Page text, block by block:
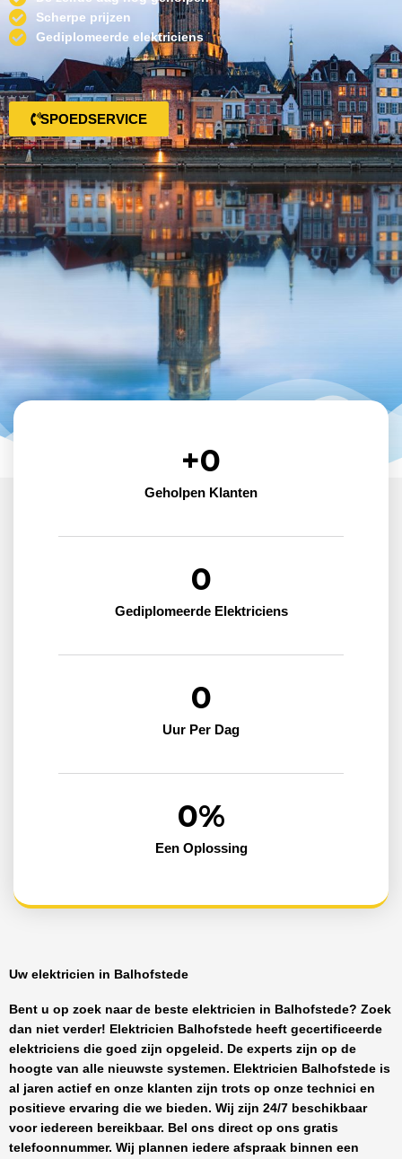
Scherpe prijzen
Gediplomeerde elektriciens
SPOEDSERVICE
Geholpen Klanten
+0
Gediplomeerde Elektriciens
0
Uur Per Dag
0
Een Oplossing
0%
Uw elektricien in Balhofstede
Bent u op zoek naar de beste elektricien in Balhofstede? Zoek
dan niet verder! Elektricien Balhofstede heeft gecertificeerde
elektriciens die goed zijn opgeleid. De experts zijn op de
hoogte van alle nieuwste systemen. Elektricien Balhofstede is
al jaren actief en onze klanten zijn trots op onze technici en
positieve ervaring die we bieden. Wij zijn 24/7 beschikbaar
voor iedereen bereikbaar. Bel ons direct op ons gratis
telefoonnummer. Wij plannen iedere afspraak binnen een